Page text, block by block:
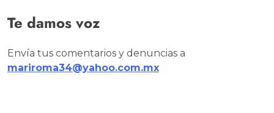
Te damos voz
Envía tus comentarios y denuncias a
mariroma34@yahoo.com.mx